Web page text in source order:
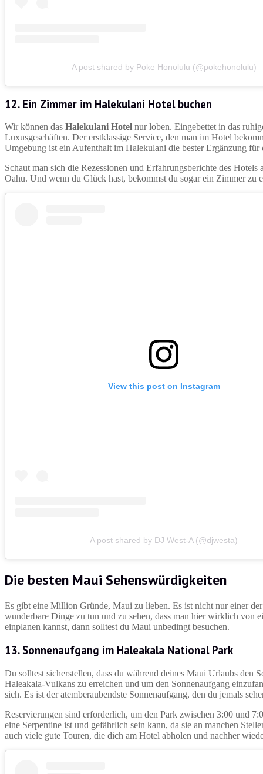
A post shared by Poke Honolulu (@pokehonolulu)
12. Ein Zimmer im Halekulani Hotel buchen
Wir können das Halekulani Hotel nur loben. Eingebettet in das
Luxusgeschäften. Der erstklassige Service, den man im Hotel
Umgebung ist ein Aufenthalt im Halekulani die bester Ergänzung
Schaut man sich die Rezessionen und Erfahrungsberichte des
Oahu. Und wenn du Glück hast, bekommst du sogar ein Zimmer zu
View this post on Instagram
A post shared by DJ West-A (@djwesta)
Die besten Maui Sehenswürdigkeiten
Es gibt eine Million Gründe, Maui zu lieben. Es ist nicht nur einer
wunderbare Dinge zu tun und zu sehen, dass man hier wirklich von
einplanen kannst, dann solltest du Maui unbedingt besuchen.
13. Sonnenaufgang im Haleakala National Park
Du solltest sicherstellen, dass du während deines Maui Urlaubs den
Haleakala-Vulkans zu erreichen und um den Sonnenaufgang
sich. Es ist der atemberaubendste Sonnenaufgang, den du jemals
Reservierungen sind erforderlich, um den Park zwischen 3:00 und
eine Serpentine ist und gefährlich sein kann, da sie an manchen
auch viele gute Touren, die dich am Hotel abholen und nachher